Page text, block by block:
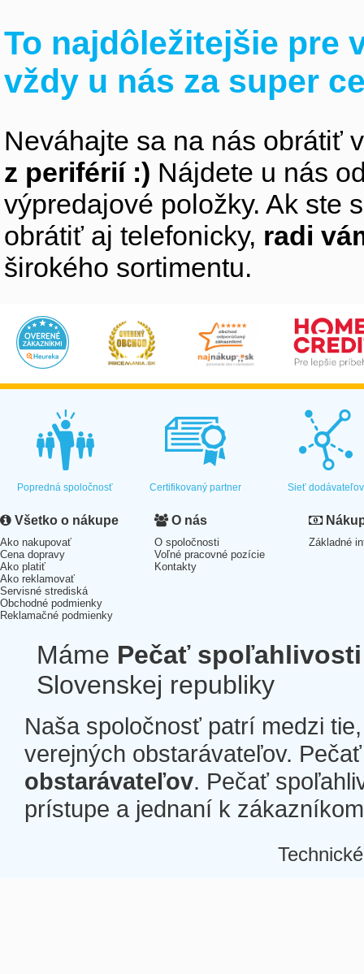
To najdôležitejšie pre
vždy u nás za super
Neváhajte sa na nás obrátiť
z periférií :) Nájdete u nás
výpredajové položky. Ak ste
obrátiť aj telefonicky, radi
širokého sortimentu.
Popredná spoločnosť Certifikovaný partner Sieť dodávateľov
Všetko o nákupe
Ako nakupovať
Cena dopravy
Ako platiť
Ako reklamovať
Servisné strediská
Obchodné podmienky
Reklamačné podmienky
O nás
O spoločnosti
Voľné pracovné pozície
Kontakty
Základné
Máme Pečať spoľahlivosti
Slovenskej republiky
Naša spoločnosť patrí medzi
verejných obstarávateľov.
obstarávateľov. Pečať
prístupe a jednaní k